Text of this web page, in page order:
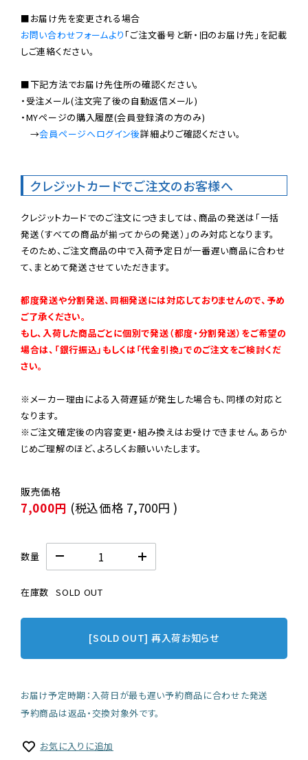
お問い合わせフォームより 「ご注文番号と新・旧のお届け先」を記載
しご連絡ください。
■下記方法でお届け先住所の確認ください。
・受注メール(注文完了後の自動返信メール)
・MYページの購入履歴(会員登録済の方のみ)
→会員ページへログイン後詳細よりご確認ください。
クレジットカードでご注文のお客様へ
クレジットカードでのご注文につきましては、商品の発送は「一括
発送（すべての商品が揃ってからの発送）」のみ対応となります。
そのため、ご注文商品の中で入荷予定日が一番遅い商品に合わせ
て、まとめて発送させていただきます。
都度発送や分割発送、同梱発送には対応しておりませんので、予め
ご了承ください。
もし、入荷した商品ごとに個別で発送（都度・分割発送）をご希望の
場合は、「銀行振込」もしくは「代金引換」でのご注文をご検討くだ
さい。
※メーカー理由による入荷遅延が発生した場合も、同様の対応と
なります。
※ご注文確定後の内容変更・組み換えはお受けできません。あらか
じめご理解のほど、よろしくお願いいたします。
7,000円 (税込価格 7,700円 )
数量
在庫数 SOLD OUT
[SOLD OUT] 再入荷お知らせ
お届け予定時期：入荷日が最も遅い予約商品に合わせた発送
予約商品は返品・交換対象外です。
お気に入りに追加